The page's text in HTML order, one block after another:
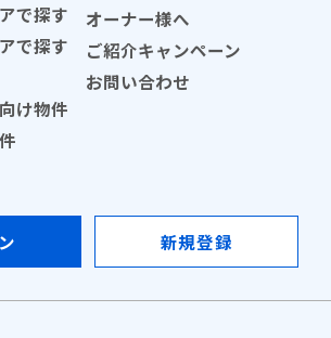
で探す
で探す
け物件
オーナー様へ
ご紹介キャンペーン
お問い合わせ
新規登録